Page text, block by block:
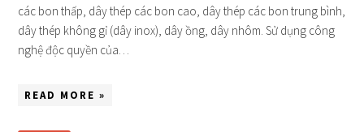
các bon thấp, dây thép các bon cao, dây thép các bon trung bình,
dây thép không gỉ (dây inox), dây ồng, dây nhôm. Sử dụng công
nghệ độc quyền của…
READ MORE »